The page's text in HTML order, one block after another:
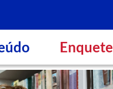
Enquete